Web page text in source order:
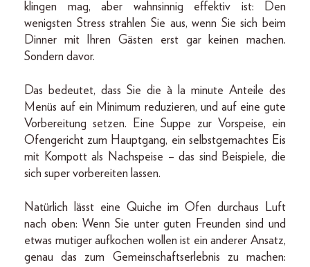
klingen mag, aber wahnsinnig effektiv ist: Den
wenigsten Stress strahlen Sie aus, wenn Sie sich beim
Dinner mit Ihren Gästen erst gar keinen machen.
Sondern davor.
Das bedeutet, dass Sie die à la minute Anteile des
Menüs auf ein Minimum reduzieren, und auf eine gute
Vorbereitung setzen. Eine Suppe zur Vorspeise, ein
Ofengericht zum Hauptgang, ein selbstgemachtes Eis
mit Kompott als Nachspeise – das sind Beispiele, die
sich super vorbereiten lassen.
Natürlich lässt eine Quiche im Ofen durchaus Luft
nach oben: Wenn Sie unter guten Freunden sind und
etwas mutiger aufkochen wollen ist ein anderer Ansatz,
genau das zum Gemeinschaftserlebnis zu machen: